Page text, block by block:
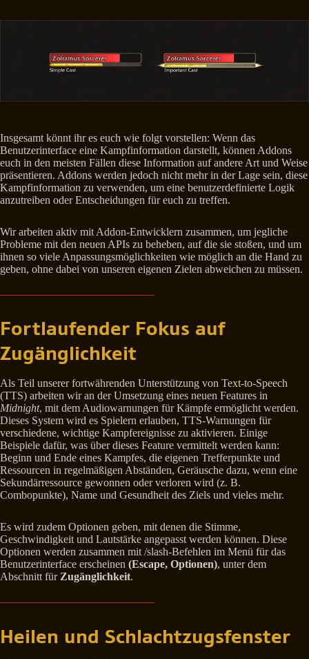
Insgesamt könnt ihr es euch wie folgt vorstellen: Wenn das
Benutzerinterface eine Kampfinformation darstellt, können Addons
euch in den meisten Fällen diese Information auf andere Art und Weise
präsentieren. Addons werden jedoch nicht mehr in der Lage sein, diese
Kampfinformation zu verwenden, um eine benutzerdefinierte Logik
anzutreiben oder Entscheidungen für euch zu treffen.
Wir arbeiten aktiv mit Addon-Entwicklern zusammen, um jegliche
Probleme mit den neuen APIs zu beheben, auf die sie stoßen, und um
ihnen so viele Anpassungsmöglichkeiten wie möglich an die Hand zu
geben, ohne dabei von unseren eigenen Zielen abweichen zu müssen.
Fortlaufender Fokus auf
Zugänglichkeit
Als Teil unserer fortwährenden Unterstützung von Text-to-Speech
(TTS) arbeiten wir an der Umsetzung eines neuen Features in
Midnight, mit dem Audiowarnungen für Kämpfe ermöglicht werden.
Dieses System wird es Spielern erlauben, TTS-Warnungen für
verschiedene, wichtige Kampfereignisse zu aktivieren. Einige
Beispiele dafür, was über dieses Feature vermittelt werden kann:
Beginn und Ende eines Kampfes, die eigenen Trefferpunkte und
Ressourcen in regelmäßigen Abständen, Geräusche dazu, wenn eine
Sekundärressource gewonnen oder verloren wird (z. B.
Combopunkte), Name und Gesundheit des Ziels und vieles mehr.
Es wird zudem Optionen geben, mit denen die Stimme,
Geschwindigkeit und Lautstärke angepasst werden können. Diese
Optionen werden zusammen mit /slash-Befehlen im Menü für das
Benutzerinterface erscheinen (Escape, Optionen), unter dem
Abschnitt für Zugänglichkeit.
Heilen und Schlachtzugsfenster